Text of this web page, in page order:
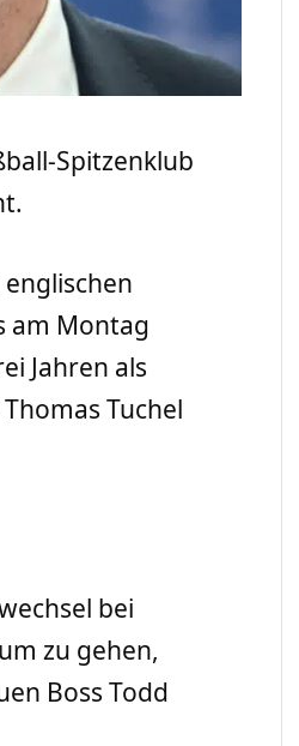
Spitzenklub
englischen
am Montag
Jahren als
Tuchel
bei
zu gehen,
Boss Todd